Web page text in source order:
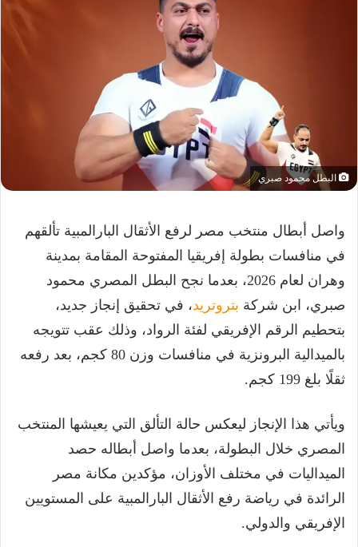
البطل محمود صبري
واصل أبطال منتخب مصر لرفع الأثقال البارالمبية تألقهم
في منافسات بطولة إفريقيا المفتوحة المقامة بمدينة
وهران لعام 2026، بعدما نجح البطل المصري محمود
صبري، ابن شركة بتروتريد، في تحقيق إنجاز جديد،
بتحطيم الرقم الإفريقي لفئة الرواد، وذلك عقب تتويجه
بالميدالية البرونزية في منافسات وزن 80 كجم، بعد رفعه
ثقلًا بلغ 199 كجم.
ويأتي هذا الإنجاز ليعكس حالة التألق التي يعيشها المنتخب
المصري خلال البطولة، بعدما واصل أبطاله حصد
الميداليات في مختلف الأوزان، مؤكدين مكانة مصر
الرائدة في رياضة رفع الأثقال البارالمبية على المستويين
الإفريقي والدولي.